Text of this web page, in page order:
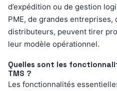
d’expédition ou de gestion
PME, de grandes
distributeurs, peuvent tirer
leur modèle opérationnel.
Quelles sont les
TMS ?
Les fonctionnalités